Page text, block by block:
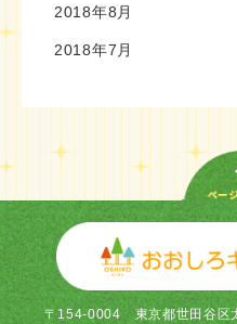
2018年8月
2018年7月
〒154-0004東京都世田谷区